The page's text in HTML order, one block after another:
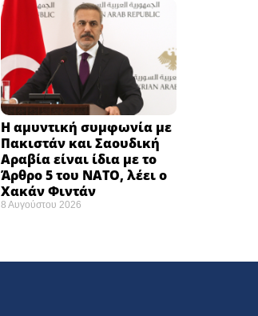
Η αμυντική συμφωνία με
Πακιστάν και Σαουδική
Αραβία είναι ίδια με το
Άρθρο 5 του ΝΑΤΟ, λέει ο
Χακάν Φιντάν
8 Αυγούστου 2026